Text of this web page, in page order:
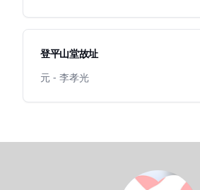
登平山堂故址
元 - 李孝光